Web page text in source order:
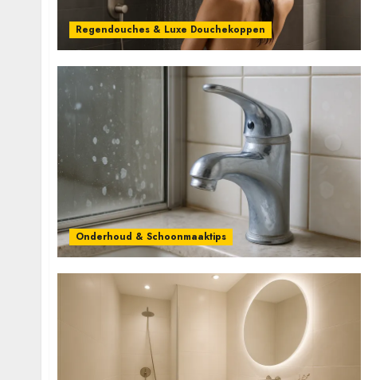
Regendouches & Luxe Douchekoppen
Onderhoud & Schoonmaaktips